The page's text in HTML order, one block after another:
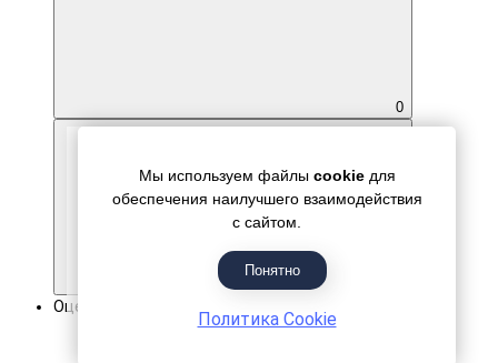
0
Оценка покупки 5.0
Мы используем файлы cookie для
обеспечения наилучшего взаимодействия
с сайтом.
Понятно
Политика Cookie